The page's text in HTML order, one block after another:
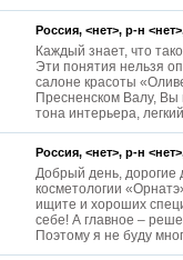
Россия, <нет>, р-н
Каждый знает, что
Эти понятия нельзя
салоне красоты
Пресненском Валу, Вы
тона интерьера,
Россия, <нет>, р-н
Добрый день, дорогие
косметологии
ищите и хороших
себе! А главное –
Поэтому я не буду